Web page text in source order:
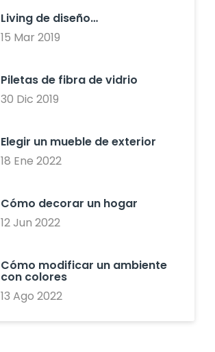
Living de diseño…
15 Mar 2019
Piletas de fibra de vidrio
30 Dic 2019
Elegir un mueble de exterior
18 Ene 2022
Cómo decorar un hogar
12 Jun 2022
Cómo modificar un ambiente
con colores
13 Ago 2022